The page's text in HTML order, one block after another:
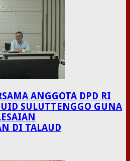
ANGGOTA DPD RI
SULUTTENGGO GUNA
DI TALAUD